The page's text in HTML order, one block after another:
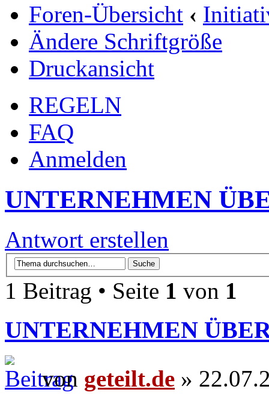
Foren-Übersicht ‹
Ändere Schriftgröße
Druckansicht
REGELN
FAQ
Anmelden
UNTERNEHMEN
Antwort erstellen
1 Beitrag • Seite 1 von 1
UNTERNEHMEN
von geteilt.de »